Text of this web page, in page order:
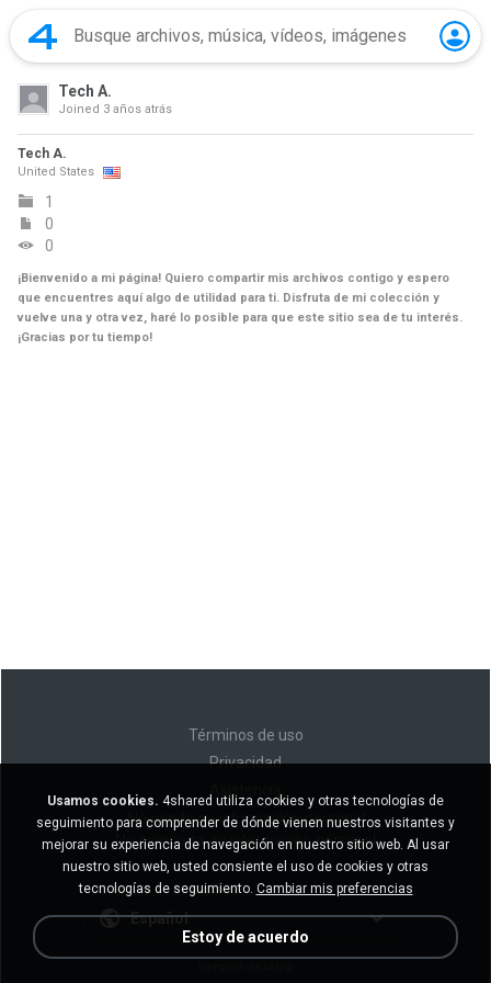
Tech A.
Joined 3 años atrás
Tech A.
United States
1
0
0
¡Bienvenido a mi página! Quiero compartir mis archivos contigo y espero
que encuentres aquí algo de utilidad para ti. Disfruta de mi colección y
vuelve una y otra vez, haré lo posible para que este sitio sea de tu interés.
¡Gracias por tu tiempo!
Términos de uso
Privacidad
No venda mi información personal
No comparta mi información personal
Español
Usamos cookies. 4shared utiliza cookies y otras tecnologías de
seguimiento para comprender de dónde vienen nuestros visitantes y
mejorar su experiencia de navegación en nuestro sitio web. Al usar
nuestro sitio web, usted consiente el uso de cookies y otras
tecnologías de seguimiento. Cambiar mis preferencias
Estoy de acuerdo